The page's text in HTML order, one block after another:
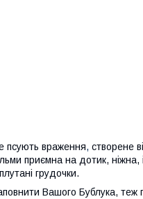
псують враження, створене
приємна на дотик, ніжна, і
грудочки.
Вашого Бублука, теж